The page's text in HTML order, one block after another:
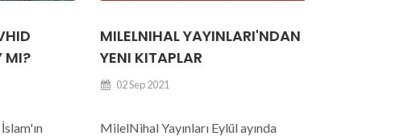
MI?
MILELNIHAL YAYINLARI'NDAN
YENI KITAPLAR
02 Sep 2021
MilelNihal Yayınları Eylül ayında